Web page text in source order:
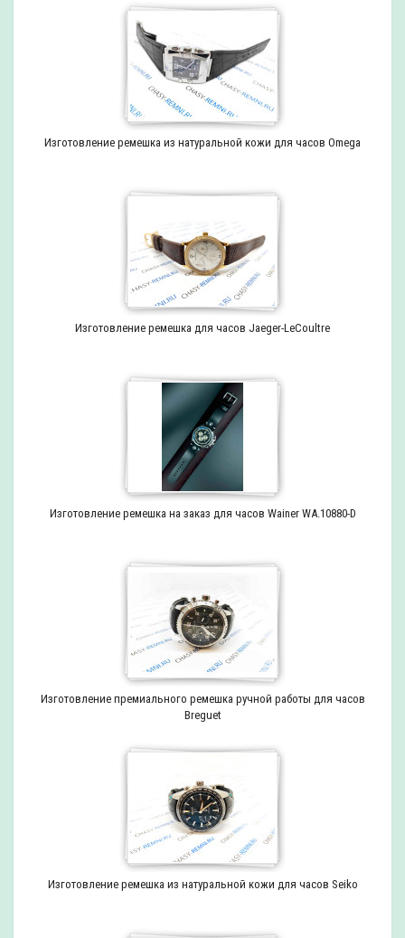
Изготовление ремешка из натуральной кожи для часов Omega
Изготовление ремешка для часов Jaeger-LeCoultre
Изготовление ремешка на заказ для часов Wainer WA.10880-D
Изготовление премиального ремешка ручной работы для часов
Breguet
Изготовление ремешка из натуральной кожи для часов Seiko